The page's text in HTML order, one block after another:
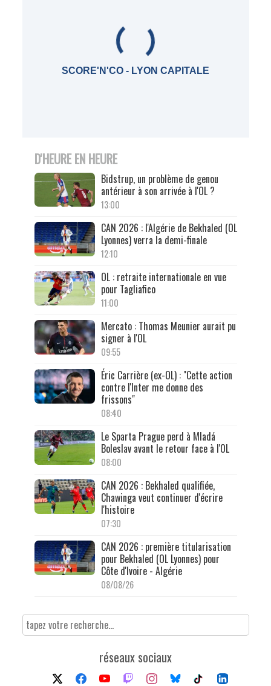
SCORE'N'CO - LYON CAPITALE
D'HEURE EN HEURE
Bidstrup, un problème de genou
antérieur à son arrivée à l'OL ?
13:00
CAN 2026 : l'Algérie de Bekhaled (OL
Lyonnes) verra la demi-finale
12:10
OL : retraite internationale en vue
pour Tagliafico
11:00
Mercato : Thomas Meunier aurait pu
signer à l'OL
09:55
Éric Carrière (ex-OL) : "Cette action
contre l'Inter me donne des
frissons"
08:40
Le Sparta Prague perd à Mladá
Boleslav avant le retour face à l'OL
08:00
CAN 2026 : Bekhaled qualifiée,
Chawinga veut continuer d'écrire
l'histoire
07:30
CAN 2026 : première titularisation
pour Bekhaled (OL Lyonnes) pour
Côte d'Ivoire - Algérie
08/08/26
réseaux sociaux